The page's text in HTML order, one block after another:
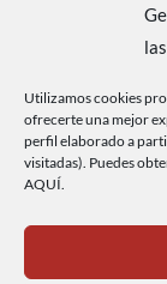
Utilizamos cookies
ofrecerte una mejor
perfil elaborado a
visitadas). Puedes
AQUÍ.